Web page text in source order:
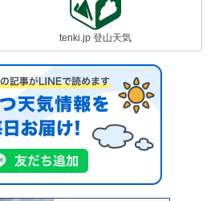
tenki.jp 登山天気